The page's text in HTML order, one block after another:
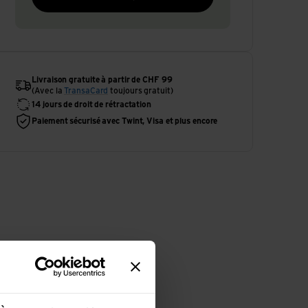
Livraison gratuite à partir de CHF 99
(Avec laTransaCard toujours gratuit)
14 jours de droit de rétractation
Paiement sécurisé avec Twint, Visa et plus encore